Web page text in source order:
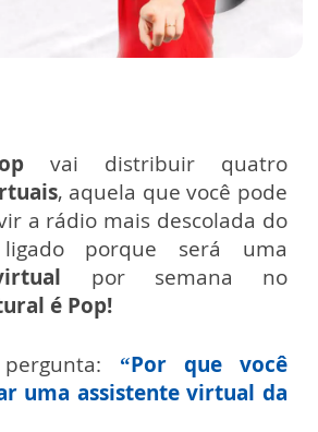
vai distribuir quatro
, aquela que você pode
a rádio mais descolada do
porque será uma
por semana no
é Pop!
“Por que você
uma assistente virtual da